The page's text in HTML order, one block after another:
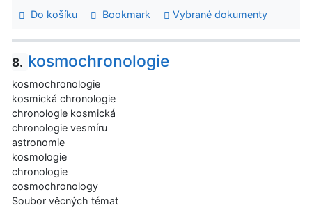
Do košíku Bookmark Vybrané dokumenty
8. kosmochronologie
kosmochronologie
kosmická chronologie
chronologie kosmická
chronologie vesmíru
astronomie
kosmologie
chronologie
cosmochronology
Soubor věcných témat